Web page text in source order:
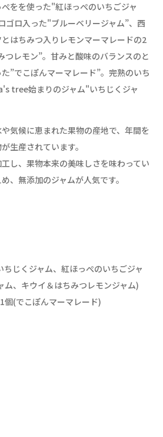
をを使った"紅ほっぺのいちごジャ
ゴロ入った"ブルーベリージャム”、西
はちみつ入りレモンマーマレードの2
つレモン”。甘みと酸味のバランスのと
”でこぽんマーマレード”。完熟のいち
tree始まりのジャム"いちじくジャ
気候に恵まれた果物の産地で、年間を
生産されています。
し、果物本来の美味しさを味わってい
、無添加のジャムが人気です。
じくジャム、紅ほっぺのいちごジャ
ム、キウイ＆はちみつレモンジャム)
(でこぽんマーマレード)